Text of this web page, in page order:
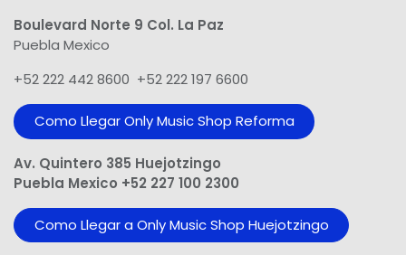
Boulevard Norte 9 Col. La Paz
Puebla Mexico
+52 222 442 8600 +52 222 197 6600
Como Llegar Only Music Shop​ Reforma
Av. Quintero 385 Huejotzingo
Puebla Mexico +52 227 100 2300
Como Llegar a Only Music Shop Huejotzingo